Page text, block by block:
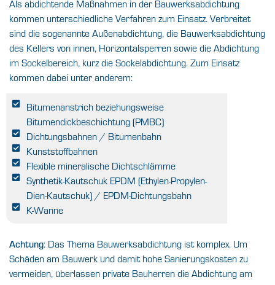
Als abdichtende Maßnahmen in der Bauwerksabdichtung
kommen unterschiedliche Verfahren zum Einsatz. Verbreitet
sind die sogenannte Außenabdichtung, die Bauwerksabdichtung
des Kellers von innen, Horizontalsperren sowie die Abdichtung
im Sockelbereich, kurz die Sockelabdichtung. Zum Einsatz
kommen dabei unter anderem:
Bitumenanstrich beziehungsweise
Bitumendickbeschichtung (PMBC)
Dichtungsbahnen / Bitumenbahn
Kunststoffbahnen
Flexible mineralische Dichtschlämme
Synthetik-Kautschuk EPDM (Ethylen-Propylen-
Dien-Kautschuk) / EPDM-Dichtungsbahn
K-Wanne
Achtung: Das Thema Bauwerksabdichtung ist komplex. Um
Schäden am Bauwerk und damit hohe Sanierungskosten zu
vermeiden, überlassen private Bauherren die Abdichtung am